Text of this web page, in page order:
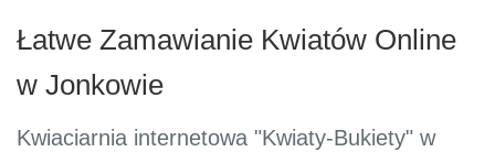
Łatwe Zamawianie Kwiatów Online
w Jonkowie
Kwiaciarnia internetowa "Kwiaty-Bukiety" w